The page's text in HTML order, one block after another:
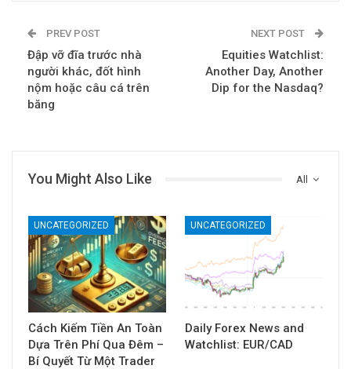
PREV POST
Đập vỡ đĩa trước nhà
người khác, đốt hình
nộm hoặc câu cá trên
băng
NEXT POST
Equities Watchlist:
Another Day, Another
Dip for the Nasdaq?
All
You Might Also Like
UNCATEGORIZED
Cách Kiếm Tiền An Toàn
Dựa Trên Phí Qua Đêm –
Bí Quyết Từ Một Trader
UNCATEGORIZED
Daily Forex News and
Watchlist: EUR/CAD